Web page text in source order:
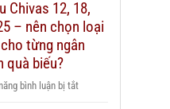
Chivas 12, 18,
– nên chọn loại
từng ngân
quà biếu?
bình luận bị tắtở